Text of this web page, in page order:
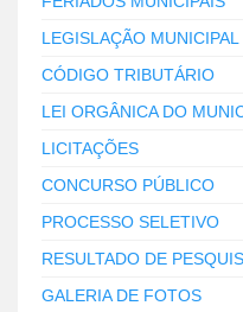
LEGISLAÇÃO MUNICIPAL
CÓDIGO TRIBUTÁRIO
LEI ORGÂNICA DO
LICITAÇÕES
CONCURSO PÚBLICO
PROCESSO SELETIVO
RESULTADO DE
GALERIA DE FOTOS